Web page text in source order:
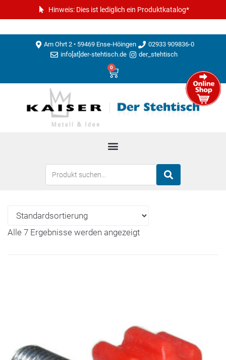
Hinweis: Dies ist lediglich ein Produktkatalog*
Am Ohrt 2 • 59469 Ense-Höingen
02933 909836-0
info[at]der-stehtisch.de
der_stehtisch
0
Alle 7 Ergebnisse werden angezeigt